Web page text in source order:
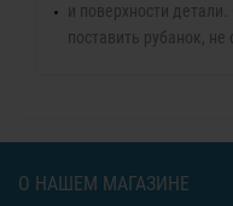
и поверхности
поставить рубанок,
О НАШЕМ МАГАЗИНЕ